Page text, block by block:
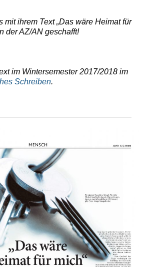
mit ihrem Text „Das wäre Heimat für
der AZ/AN geschafft!
im Wintersemester 2017/2018 im
Schreiben.